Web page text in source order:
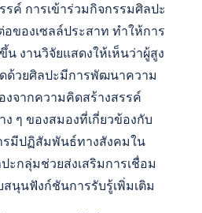
รค์ การเข้าร่วมกิจกรรมศิลปะ
อของเซลล์ประสาท ทำให้การ
น งานวิจัยแสดงให้เห็นว่าผู้สูง
ด้วยศิลปะมีการพัฒนาความ
งจากความคิดสร้างสรรค์
ๆ ของสมองที่เกี่ยวข้องกับ
รมีปฏิสัมพันธ์ทางสังคมใน
ะกลุ่มช่วยส่งเสริมการเชื่อม
นุนฟังก์ชันการรับรู้เพิ่มเติม